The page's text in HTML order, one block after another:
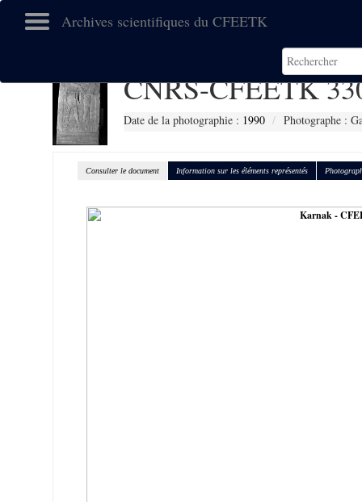
Archives scientifiques du CFEETK
CNRS-CFEETK
Date de la photographie : 1990 Photographe :
Consulter le document Information sur les éléments représentés